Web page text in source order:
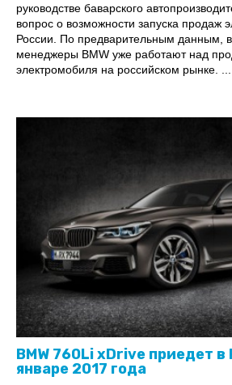
руководстве баварского
вопрос о возможности запуска продаж
России. По предварительным данным,
менеджеры BMW уже работают над
электромобиля на российском рынке. ...
BMW 760Li xDrive приедет
январе 2017 года